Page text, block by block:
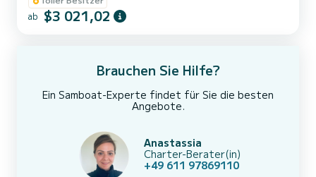
italienischem Design und außergewöhnlicher Leistung entführt Sie
diese Yacht in eine Welt voller Komfort und Stil. An Bord werden
ab $3 021,02
Brauchen Sie Hilfe?
Ein Samboat-Experte findet für Sie die besten
Angebote.
Anastassia
Charter-Berater(in)
+49 611 97869110